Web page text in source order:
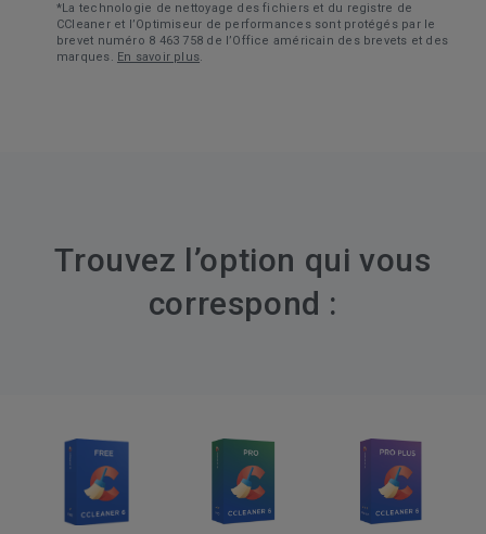
*La technologie de nettoyage des fichiers et du registre de
CCleaner et l’Optimiseur de performances sont protégés par le
brevet numéro 8 463 758 de l’Office américain des brevets et des
marques. En savoir plus.
Trouvez l’option qui vous
correspond :